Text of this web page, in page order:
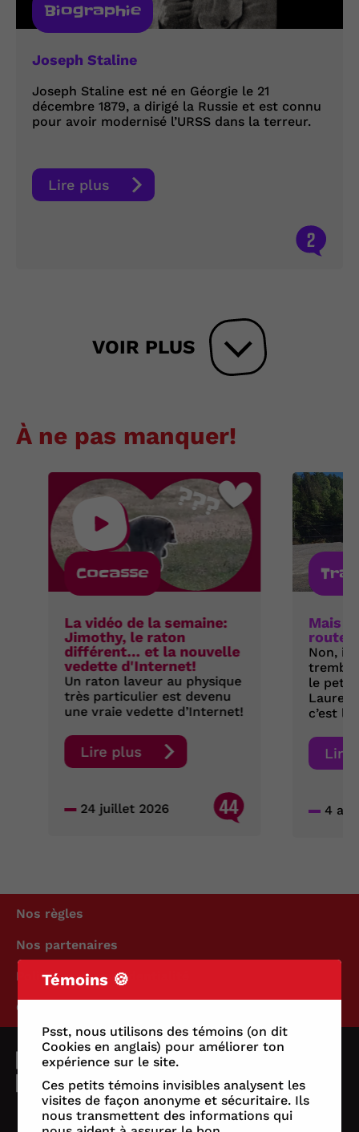
Biographie
Joseph Staline
Joseph Staline est né en Géorgie le 21
décembre 1879, a dirigé la Russie et est connu
pour avoir modernisé l’URSS dans la terreur.
Lire plus
2
VOIR PLUS
À ne pas manquer!
Cocasse
La vidéo de la semaine:
Jimothy, le raton
différent… et la nouvelle
vedette d'Internet!
Un raton laveur au physique
très particulier est devenu
une vraie vedette d’Internet!
Lire plus
24 juillet 2026 44
Mais
route
Non, il
le petit
c’est la
Lire
4
Nos règles
Nos partenaires
Politique de confidentialité
Conditions d'utilisation
Témoins 🍪
Psst, nous utilisons des témoins (on dit
Cookies en anglais) pour améliorer ton
expérience sur le site.
Ces petits témoins invisibles analysent les
visites de façon anonyme et sécuritaire. Ils
nous transmettent des informations qui